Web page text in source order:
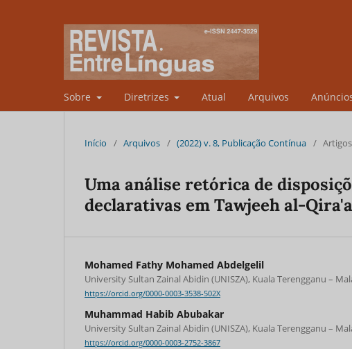
Sobre Diretrizes Atual Arquivos
Início / Arquivos / (2022) v. 8, Publicação Contínua / Artigos
Uma análise retórica de
declarativas em Tawjeeh al-
Mohamed Fathy Mohamed Abdelgelil
University Sultan Zainal Abidin (UNISZA), Kuala Terengganu –
https://orcid.org/0000-0003-3538-502X
Muhammad Habib Abubakar
University Sultan Zainal Abidin (UNISZA), Kuala Terengganu –
https://orcid.org/0000-0003-2752-3867